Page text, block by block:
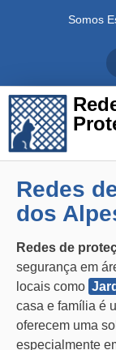
Somos
Redes
dos
Redes de
segurança em
locais como
casa e família é
oferecem uma
especialmente